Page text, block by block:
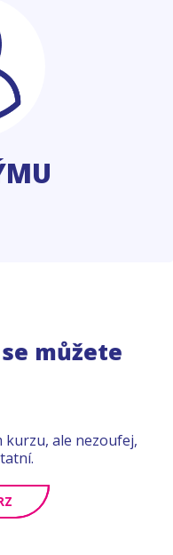
můžete
kurzu, ale nezoufej,